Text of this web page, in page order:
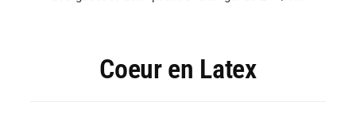
Coeur en Latex